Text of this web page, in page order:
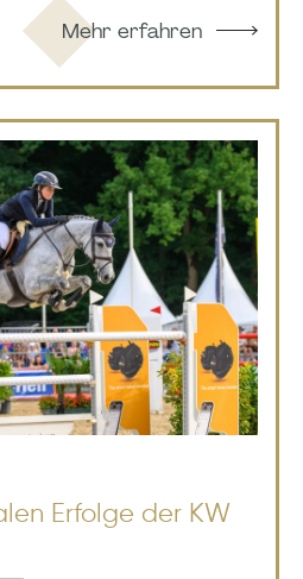
Mehr erfahren
Erfolge der KW